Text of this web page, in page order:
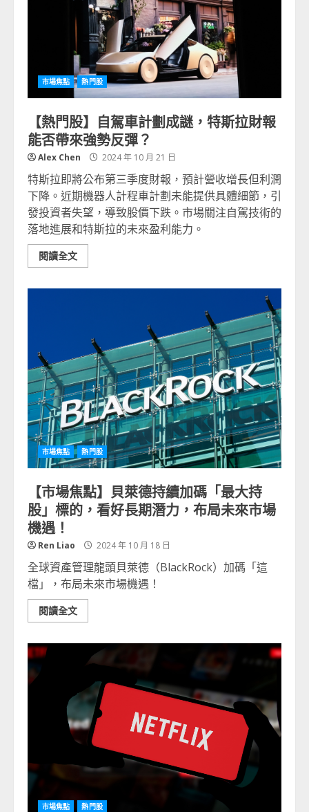
市場焦點 熱門股
【熱門股】自駕車計劃成謎，特斯拉財報
能否帶來強勢反彈？
Alex Chen 2024 年 10 月 21 日
特斯拉即將公布第三季度財報，預計營收增長但利潤
下降。近期機器人計程車計劃未能提供具體細節，引
發投資者失望，導致股價下跌。市場關注自駕技術的
落地進展和特斯拉的未來盈利能力。
閱讀全文
市場焦點 熱門股
【市場焦點】貝萊德持續加碼「最大持
股」標的，看好長期潛力，布局未來市場
機遇！
Ren Liao 2024 年 10 月 18 日
全球資產管理龍頭貝萊德（BlackRock）加碼「這
檔」，布局未來市場機遇！
閱讀全文
市場焦點 熱門股